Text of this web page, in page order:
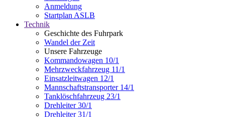
Anmeldung
Startplan ASLB
Technik
Geschichte des Fuhrpark
Wandel der Zeit
Unsere Fahrzeuge
Kommandowagen 10/1
Mehrzweckfahrzeug 11/1
Einsatzleitwagen 12/1
Mannschaftstransporter 14/1
Tanklöschfahrzeug 23/1
Drehleiter 30/1
Drehleiter 31/1